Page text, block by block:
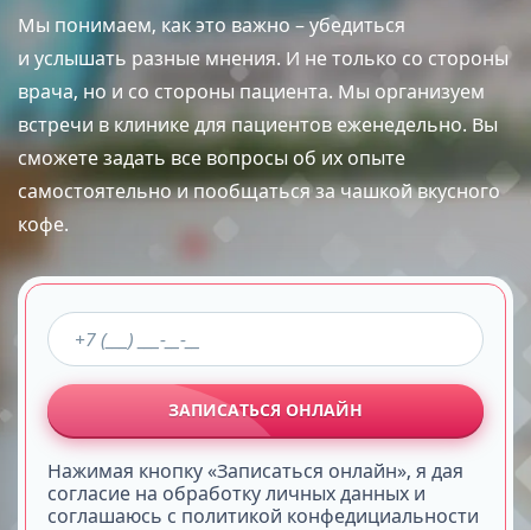
Мы понимаем, как это важно – убедиться
и услышать разные мнения. И не только со стороны
врача, но и со стороны пациента. Мы организуем
встречи в клинике для пациентов еженедельно. Вы
сможете задать все вопросы об их опыте
самостоятельно и пообщаться за чашкой вкусного
кофе.
ЗАПИСАТЬСЯ ОНЛАЙН
Нажимая кнопку «Записаться онлайн», я дая
согласие на обработку личных данных и
соглашаюсь с политикой конфедициальности